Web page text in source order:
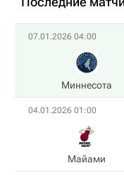
07.01.2026 04:00
Миннесота
04.01.2026 01:00
Майами